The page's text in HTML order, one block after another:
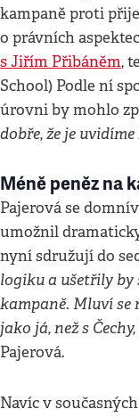
kampaně proti
o právních
s Jiřím Přibáněm,
School) Podle ní
úrovni by mohlo
dobře, že je
Méně peněz na
Pajerová se
umožnil
nyní sdružují do
logiku a ušetřily by
kampaně. Mluví se
jako já, než s
Pajerová.
Navíc v